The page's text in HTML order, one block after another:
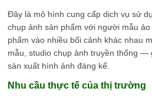
Đây là mô hình cung cấp dịch vụ sử
chụp ảnh sản phẩm với người mẫu
phẩm vào nhiều bối cảnh khác nhau
mẫu, studio chụp ảnh truyền thống —
sản xuất hình ảnh đáng kể.
Nhu cầu thực tế của thị trường